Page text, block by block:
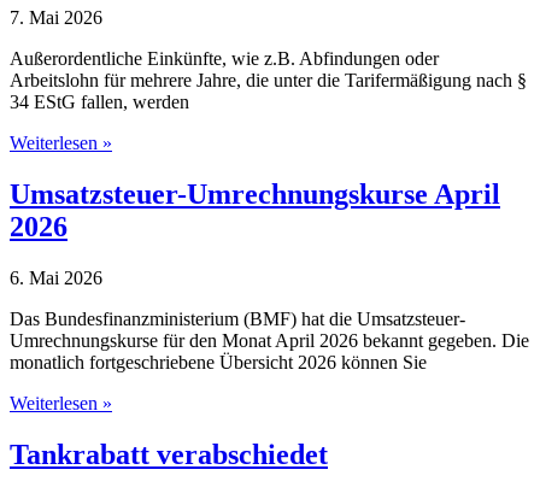
7. Mai 2026
Außerordentliche Einkünfte, wie z.B. Abfindungen oder
Arbeitslohn für mehrere Jahre, die unter die Tarifermäßigung nach §
34 EStG fallen, werden
Änderung
der
steuerlichen
Behandlung
außerordentlichen
Weiterlesen »
Umsatzsteuer-Umrechnungskurse April
2026
6. Mai 2026
Das Bundesfinanzministerium (BMF) hat die Umsatzsteuer-
Umrechnungskurse für den Monat April 2026 bekannt gegeben. Die
monatlich fortgeschriebene Übersicht 2026 können Sie
Umsatzsteuer-
April
2026
Weiterlesen »
Tankrabatt verabschiedet